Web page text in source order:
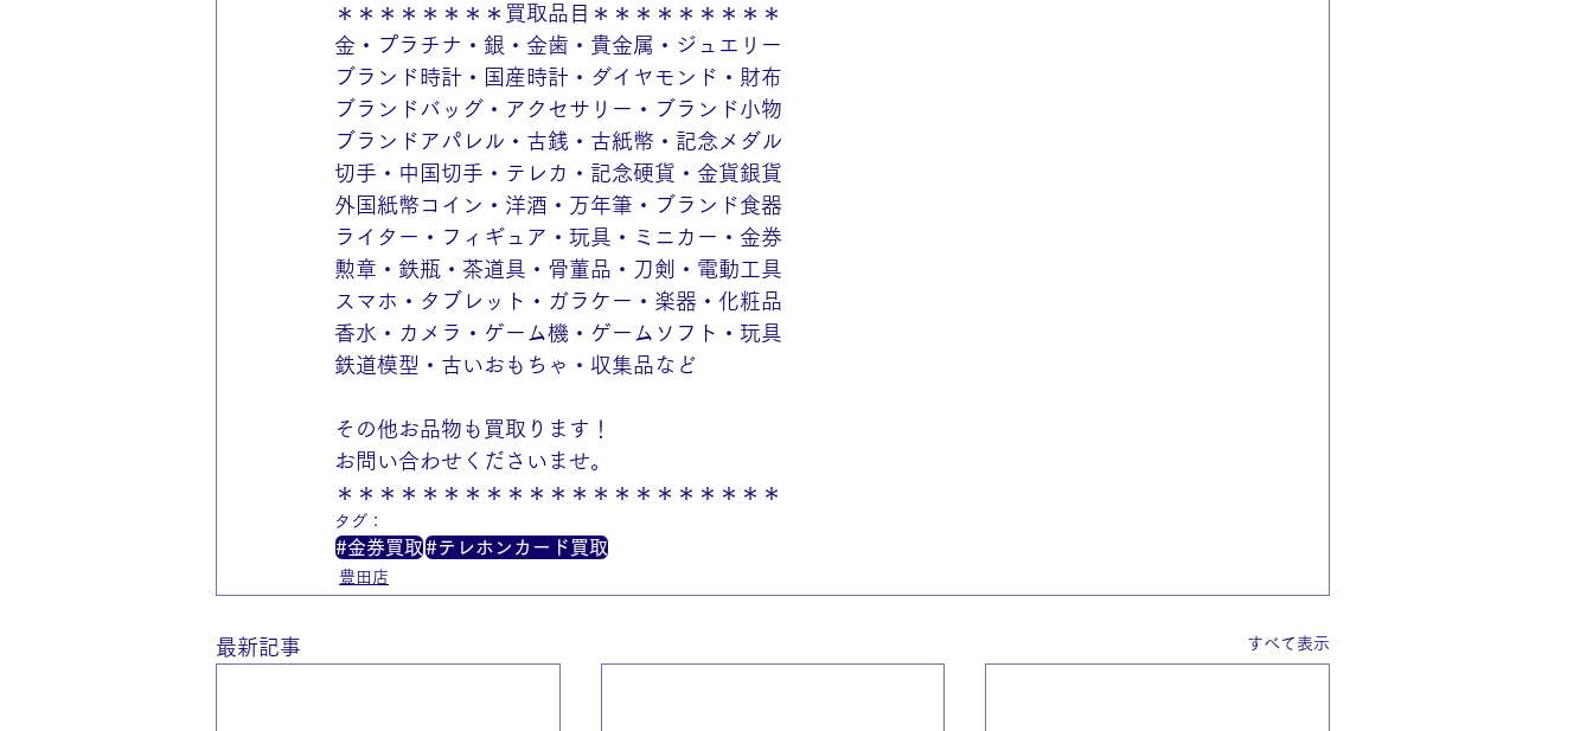
＊＊＊＊＊＊＊＊買取品目＊＊＊＊＊＊＊＊＊
金・プラチナ・銀・金歯・貴金属・ジュエリー
ブランド時計・国産時計・ダイヤモンド・財布
ブランドバッグ・アクセサリー・ブランド小物
ブランドアパレル・古銭・古紙幣・記念メダル
切手・中国切手・テレカ・記念硬貨・金貨銀貨
外国紙幣コイン・洋酒・万年筆・ブランド食器
ライター・フィギュア・玩具・ミニカー・金券
勲章・鉄瓶・茶道具・骨董品・刀剣・電動工具
スマホ・タブレット・ガラケー・楽器・化粧品
香水・カメラ・ゲーム機・ゲームソフト・玩具
鉄道模型・古いおもちゃ・収集品など
その他お品物も買取ります！
お問い合わせくださいませ。
＊＊＊＊＊＊＊＊＊＊＊＊＊＊＊＊＊＊＊＊＊
タグ：
#金券買取#テレホンカード買取
豊田店
最新記事 すべて表示